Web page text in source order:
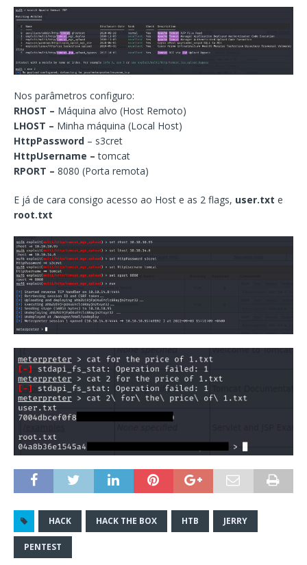
Nos parâmetros configuro:
RHOST – Máquina alvo (Host Remoto)
LHOST – Minha máquina (Local Host)
HttpPassword – s3cret
HttpUsername – tomcat
RPORT – 8080 (Porta remota)
E já de cara consigo acesso ao Host e as 2 flags, user.txt e
root.txt
HACK HACK THE BOX HTB JERRY
PENTEST